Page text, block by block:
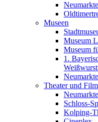
Museen
Museum
Museum
1.
Theater und Film
Schloss-
Kolping-